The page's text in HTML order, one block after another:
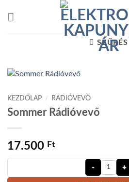
SZŰRÉS
KEZDŐLAP / RADIÓVEVŐ
Sommer Rádióvevő
17.500 Ft